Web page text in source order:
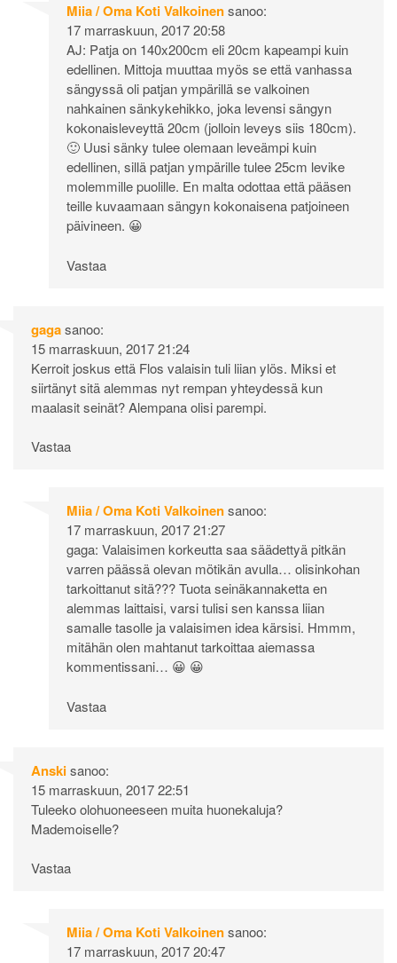
Miia / Oma Koti Valkoinensanoo:
17 marraskuun, 2017 20:58
AJ: Patja on 140x200cm eli 20cm kapeampi kuin
edellinen. Mittoja muuttaa myös se että vanhassa
sängyssä oli patjan ympärillä se valkoinen
nahkainen sänkykehikko, joka levensi sängyn
kokonaisleveyttä 20cm (jolloin leveys siis 180cm).
🙂 Uusi sänky tulee olemaan leveämpi kuin
edellinen, sillä patjan ympärille tulee 25cm levike
molemmille puolille. En malta odottaa että pääsen
teille kuvaamaan sängyn kokonaisena patjoineen
päivineen. 😀
Vastaa
gagasanoo:
15 marraskuun, 2017 21:24
Kerroit joskus että Flos valaisin tuli liian ylös. Miksi et
siirtänyt sitä alemmas nyt rempan yhteydessä kun
maalasit seinät? Alempana olisi parempi.
Vastaa
Miia / Oma Koti Valkoinensanoo:
17 marraskuun, 2017 21:27
gaga: Valaisimen korkeutta saa säädettyä pitkän
varren päässä olevan mötikän avulla… olisinkohan
tarkoittanut sitä??? Tuota seinäkannaketta en
alemmas laittaisi, varsi tulisi sen kanssa liian
samalle tasolle ja valaisimen idea kärsisi. Hmmm,
mitähän olen mahtanut tarkoittaa aiemassa
kommentissani… 😀 😀
Vastaa
Anskisanoo:
15 marraskuun, 2017 22:51
Tuleeko olohuoneeseen muita huonekaluja?
Mademoiselle?
Vastaa
Miia / Oma Koti Valkoinensanoo:
17 marraskuun, 2017 20:47